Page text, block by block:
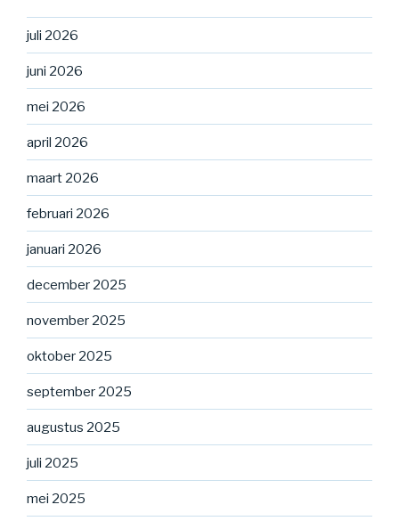
juli 2026
juni 2026
mei 2026
april 2026
maart 2026
februari 2026
januari 2026
december 2025
november 2025
oktober 2025
september 2025
augustus 2025
juli 2025
mei 2025